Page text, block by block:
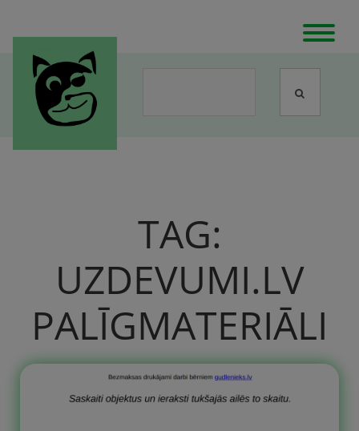
TAG:
UZDEVUMI.LV
PALĪGMATERIĀLI